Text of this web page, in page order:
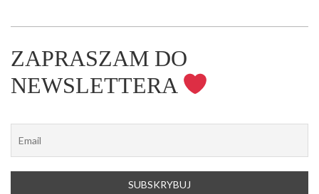
ZAPRASZAM DO
NEWSLETTERA